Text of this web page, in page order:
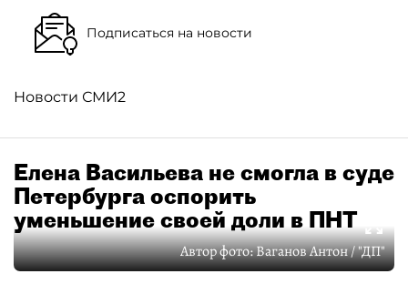
Подписаться на новости
Новости СМИ2
Елена Васильева не смогла в суде
Петербурга оспорить
уменьшение своей доли в ПНТ
Автор фото:Ваганов Антон / "ДП"